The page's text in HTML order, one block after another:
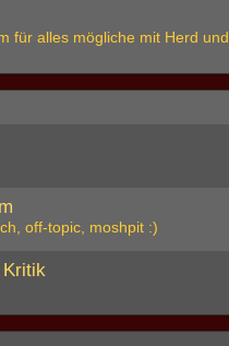
für alles mögliche mit Herd und
off-topic, moshpit :)
Kritik